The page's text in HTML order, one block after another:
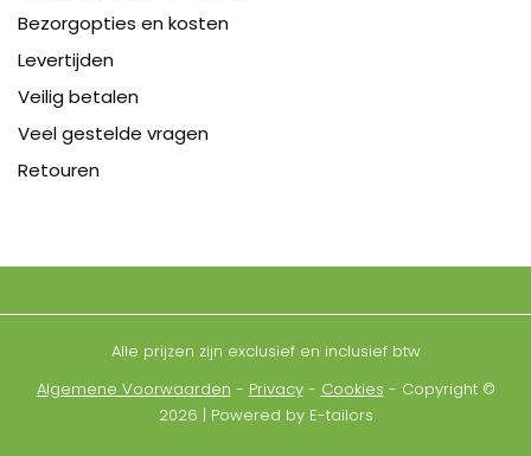
Bezorgopties en kosten
Levertijden
Veilig betalen
Veel gestelde vragen
Retouren
Alle prijzen zijn exclusief en inclusief btw
Algemene Voorwaarden - Privacy- Cookies - Copyright ©
2026 | Powered by E-tailors